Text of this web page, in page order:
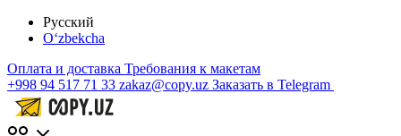
Русский
O‘zbekcha
Оплата и доставка Требования к макетам
+998 94 517 71 33 zakaz@copy.uz Заказать в Telegram